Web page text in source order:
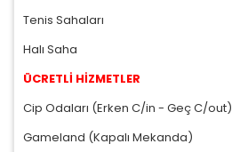
Tenis Sahaları
Halı Saha
ÜCRETLİ HİZMETLER
Cip Odaları (Erken C/in - Geç C/out)
Gameland (Kapalı Mekanda)